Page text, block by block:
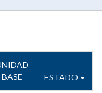
BASE
ESTADO